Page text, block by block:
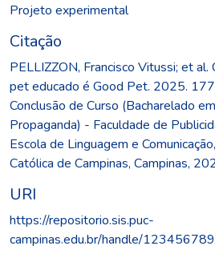
Projeto experimental
Citação
PELLIZZON, Francisco Vitussi; et al.
pet educado é Good Pet. 2025.
Conclusão de Curso (Bacharelado
Propaganda) - Faculdade de
Escola de Linguagem e
Católica de Campinas, Campinas,
URI
https://repositorio.sis.puc-
campinas.edu.br/handle/